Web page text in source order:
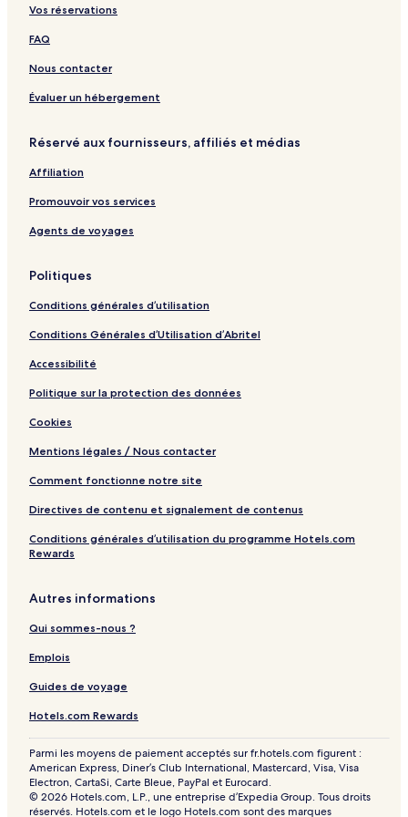
t
e
l
C
l
c
i
o
n
b
e
t
W
e
s
e
n
o
u
s
e
u
e
o
i
n
M
u
k
r
s
a
r
h
e
Vos réservations
FAQ
Nous contacter
Évaluer un hébergement
Réservé aux fournisseurs, affiliés et médias
Affiliation
Promouvoir vos services
Agents de voyages
Politiques
Conditions générales d’utilisation
Conditions Générales d’Utilisation d’Abritel
Accessibilité
Politique sur la protection des données
Cookies
Mentions légales / Nous contacter
Comment fonctionne notre site
Directives de contenu et signalement de contenus
Conditions générales d’utilisation du programme Hotels.com
Rewards
Autres informations
Qui sommes-nous ?
Emplois
Guides de voyage
Hotels.com Rewards
Parmi les moyens de paiement acceptés sur fr.hotels.com figurent :
American Express, Diner’s Club International, Mastercard, Visa, Visa
Electron, CartaSi, Carte Bleue, PayPal et Eurocard.
© 2026 Hotels.com, L.P., une entreprise d’Expedia Group. Tous droits
réservés. Hotels.com et le logo Hotels.com sont des marques